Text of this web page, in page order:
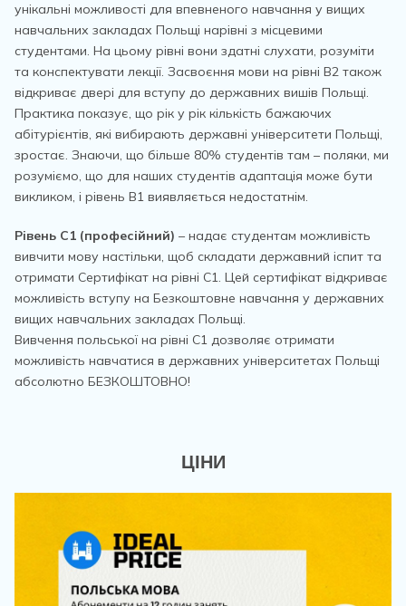
унікальні можливості для впевненого навчання у вищих
навчальних закладах Польщі нарівні з місцевими
студентами. На цьому рівні вони здатні слухати, розуміти
та конспектувати лекції. Засвоєння мови на рівні В2 також
відкриває двері для вступу до державних вишів Польщі.
Практика показує, що рік у рік кількість бажаючих
абітурієнтів, які вибирають державні університети Польщі,
зростає. Знаючи, що більше 80% студентів там – поляки, ми
розуміємо, що для наших студентів адаптація може бути
викликом, і рівень В1 виявляється недостатнім.
Рівень С1 (професійний) – надає студентам можливість
вивчити мову настільки, щоб складати державний іспит та
отримати Сертифікат на рівні С1. Цей сертифікат відкриває
можливість вступу на Безкоштовне навчання у державних
вищих навчальних закладах Польщі.
Вивчення польської на рівні С1 дозволяє отримати
можливість навчатися в державних університетах Польщі
абсолютно БЕЗКОШТОВНО!
ЦІНИ